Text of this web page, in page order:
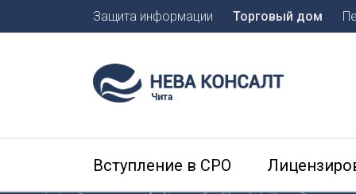
Защита информации Торговый дом
Чита
Вступление в СРО